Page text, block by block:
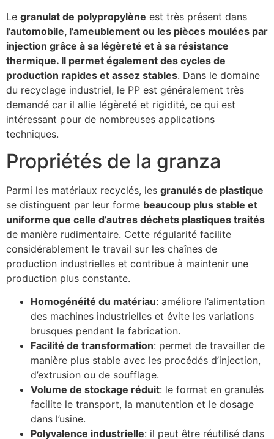
Le granulat de polypropylène est très présent dans
l’automobile, l’ameublement ou les pièces moulées par
injection grâce à sa légèreté et à sa résistance
thermique. Il permet également des cycles de
production rapides et assez stables. Dans le domaine
du recyclage industriel, le PP est généralement très
demandé car il allie légèreté et rigidité, ce qui est
intéressant pour de nombreuses applications
techniques.
Propriétés de la granza
Parmi les matériaux recyclés, les granulés de plastique
se distinguent par leur forme beaucoup plus stable et
uniforme que celle d’autres déchets plastiques traités
de manière rudimentaire. Cette régularité facilite
considérablement le travail sur les chaînes de
production industrielles et contribue à maintenir une
production plus constante.
Homogénéité du matériau: améliore l’alimentation
des machines industrielles et évite les variations
brusques pendant la fabrication.
Facilité de transformation: permet de travailler de
manière plus stable avec les procédés d’injection,
d’extrusion ou de soufflage.
Volume de stockage réduit: le format en granulés
facilite le transport, la manutention et le dosage
dans l’usine.
Polyvalence industrielle: il peut être réutilisé dans